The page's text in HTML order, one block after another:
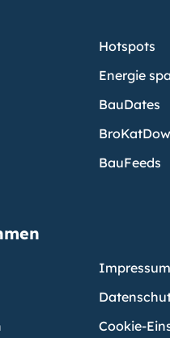
Hotspots
Energie
BauDates
BauFeeds
Impressum
Cookie-